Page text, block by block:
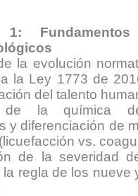
1:
la evolución
la Ley 1773 de
del talento
de la química de
y diferenciación de
vs.
de la severidad
regla de los nueve